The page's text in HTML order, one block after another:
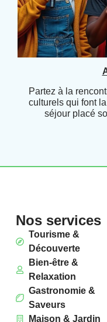
Partez à la
culturels qui font
séjour placé
Nos services
Tourisme &
Découverte
Bien-être &
Relaxation
Gastronomie &
Saveurs
Maison & Jardin